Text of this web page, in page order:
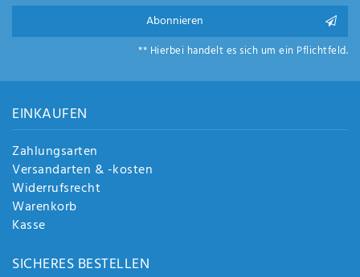
Abonnieren
** Hierbei handelt es sich um ein Pflichtfeld.
EINKAUFEN
Zahlungsarten
Versandarten & -kosten
Widerrufsrecht
Warenkorb
Kasse
SICHERES BESTELLEN